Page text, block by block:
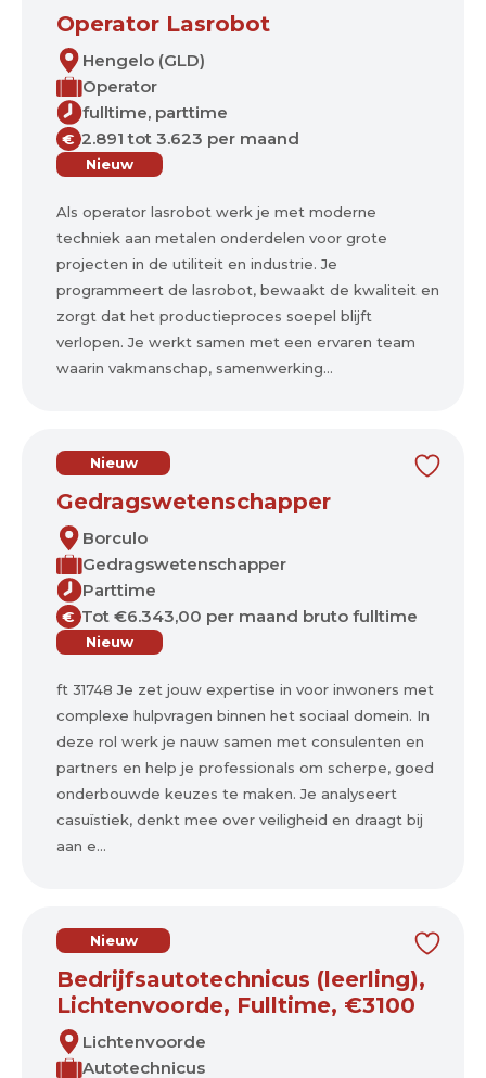
Operator Lasrobot
Hengelo (GLD)
Operator
fulltime, parttime
€ 2.891 tot 3.623 per maand
Nieuw
Als operator lasrobot werk je met moderne
techniek aan metalen onderdelen voor grote
projecten in de utiliteit en industrie. Je
programmeert de lasrobot, bewaakt de kwaliteit en
zorgt dat het productieproces soepel blijft
verlopen. Je werkt samen met een ervaren team
waarin vakmanschap, samenwerking...
Nieuw
Gedragswetenschapper
Borculo
Gedragswetenschapper
Parttime
€ Tot €6.343,00 per maand bruto fulltime
Nieuw
ft 31748 Je zet jouw expertise in voor inwoners met
complexe hulpvragen binnen het sociaal domein. In
deze rol werk je nauw samen met consulenten en
partners en help je professionals om scherpe, goed
onderbouwde keuzes te maken. Je analyseert
casuïstiek, denkt mee over veiligheid en draagt bij
aan e...
Nieuw
Bedrijfsautotechnicus (leerling),
Lichtenvoorde, Fulltime, €3100
Lichtenvoorde
Autotechnicus